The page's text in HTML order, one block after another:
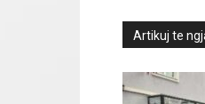
Artikuj te